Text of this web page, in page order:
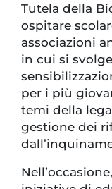
Tutela della
ospitare
associazioni
in cui si
per i più
temi della
gestione dei